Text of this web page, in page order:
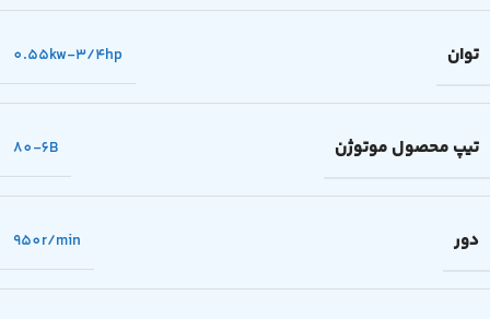
توان 0.55kw-3/4hp
تیپ محصول موتوژن 80-6B
دور 950r/min